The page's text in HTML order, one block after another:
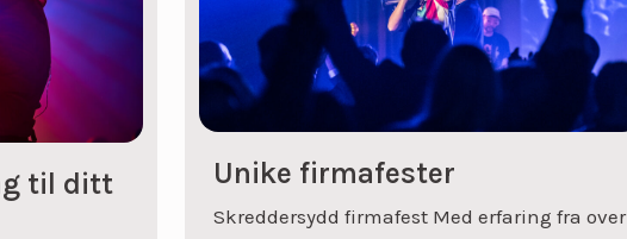
Unike firmafester
Skreddersydd firmafest Med erfaring fra over
til ditt